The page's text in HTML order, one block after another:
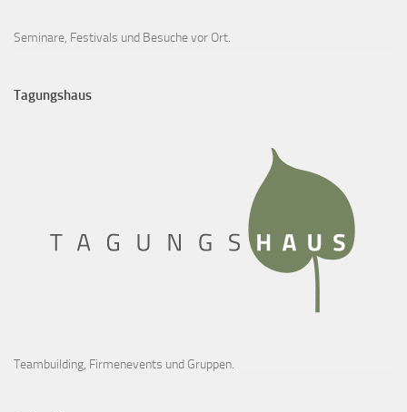
Seminare, Festivals und Besuche vor Ort.
Tagungshaus
Teambuilding, Firmenevents und Gruppen.